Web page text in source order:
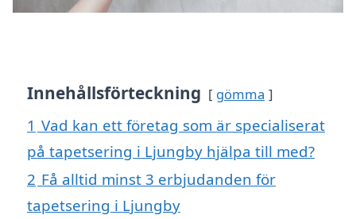
Innehållsförteckning gömma
1 Vad kan ett företag som är specialiserat
på tapetsering i Ljungby hjälpa till med?
2 Få alltid minst 3 erbjudanden för
tapetsering i Ljungby